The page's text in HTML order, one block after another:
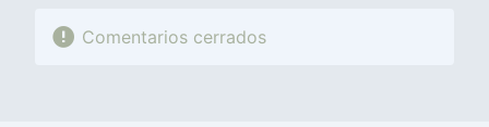
Comentarios cerrados